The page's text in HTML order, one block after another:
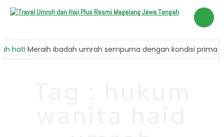
Kami
Meraih ibadah umrah sempurna dengan kondisi prima dan